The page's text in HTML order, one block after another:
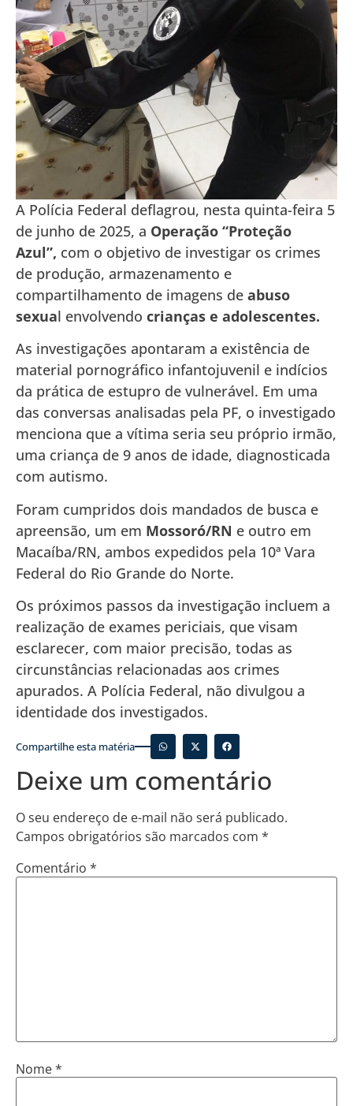
A Polícia Federal deflagrou, nesta quinta-feira 5
de junho de 2025, a Operação “Proteção
Azul”, com o objetivo de investigar os crimes
de produção, armazenamento e
compartilhamento de imagens de abuso
sexual envolvendo crianças e adolescentes.
As investigações apontaram a existência de
material pornográfico infantojuvenil e indícios
da prática de estupro de vulnerável. Em uma
das conversas analisadas pela PF, o investigado
menciona que a vítima seria seu próprio irmão,
uma criança de 9 anos de idade, diagnosticada
com autismo.
Foram cumpridos dois mandados de busca e
apreensão, um em Mossoró/RN e outro em
Macaíba/RN, ambos expedidos pela 10ª Vara
Federal do Rio Grande do Norte.
Os próximos passos da investigação incluem a
realização de exames periciais, que visam
esclarecer, com maior precisão, todas as
circunstâncias relacionadas aos crimes
apurados. A Polícia Federal, não divulgou a
identidade dos investigados.
Compartilhe esta matéria
Deixe um comentário
O seu endereço de e-mail não será publicado.
Campos obrigatórios são marcados com *
Comentário *
Nome*